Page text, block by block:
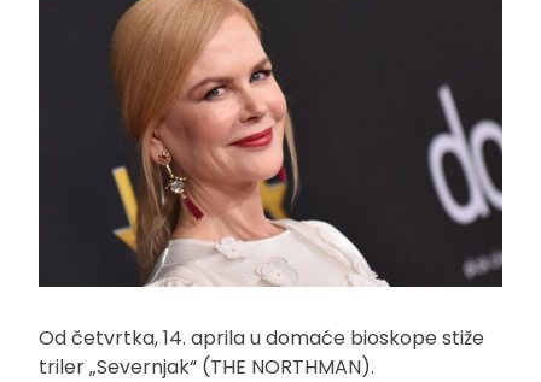
Od četvrtka, 14. aprila u domaće bioskope stiže
triler „Severnjak“ (THE NORTHMAN).